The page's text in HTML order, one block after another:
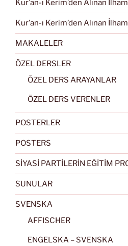
Kur’an-ı Kerim’den Alınan
Kur’an-ı Kerim’den Alınan
MAKALELER
ÖZEL DERSLER
ÖZEL DERS ARAYANLAR
ÖZEL DERS VERENLER
POSTERLER
POSTERS
SİYASİ PARTİLERİN EĞİTİM
SUNULAR
SVENSKA
AFFISCHER
ENGELSKA – SVENSKA